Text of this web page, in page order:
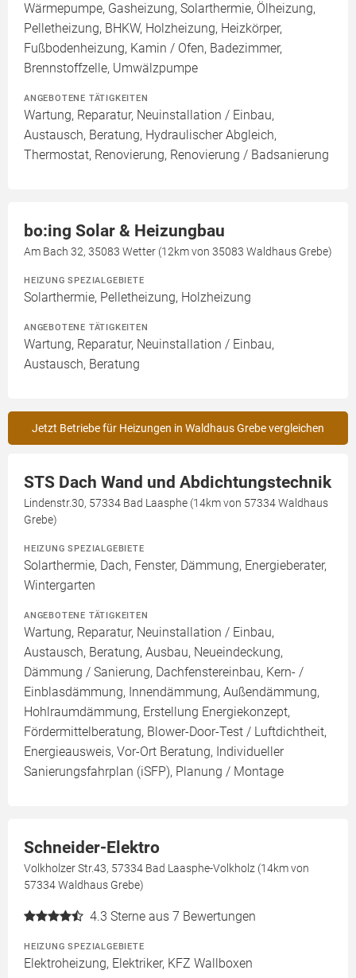
Wärmepumpe, Gasheizung, Solarthermie, Ölheizung,
Pelletheizung, BHKW, Holzheizung, Heizkörper,
Fußbodenheizung, Kamin / Ofen, Badezimmer,
Brennstoffzelle, Umwälzpumpe
ANGEBOTENE TÄTIGKEITEN
Wartung, Reparatur, Neuinstallation / Einbau,
Austausch, Beratung, Hydraulischer Abgleich,
Thermostat, Renovierung, Renovierung / Badsanierung
bo:ing Solar & Heizungbau
Am Bach 32, 35083 Wetter (12km von 35083 Waldhaus Grebe)
HEIZUNG SPEZIALGEBIETE
Solarthermie, Pelletheizung, Holzheizung
ANGEBOTENE TÄTIGKEITEN
Wartung, Reparatur, Neuinstallation / Einbau,
Austausch, Beratung
Jetzt Betriebe für Heizungen in Waldhaus Grebe vergleichen
STS Dach Wand und Abdichtungstechnik
Lindenstr.30, 57334 Bad Laasphe (14km von 57334 Waldhaus
Grebe)
HEIZUNG SPEZIALGEBIETE
Solarthermie, Dach, Fenster, Dämmung, Energieberater,
Wintergarten
ANGEBOTENE TÄTIGKEITEN
Wartung, Reparatur, Neuinstallation / Einbau,
Austausch, Beratung, Ausbau, Neueindeckung,
Dämmung / Sanierung, Dachfenstereinbau, Kern- /
Einblasdämmung, Innendämmung, Außendämmung,
Hohlraumdämmung, Erstellung Energiekonzept,
Fördermittelberatung, Blower-Door-Test / Luftdichtheit,
Energieausweis, Vor-Ort Beratung, Individueller
Sanierungsfahrplan (iSFP), Planung / Montage
Schneider-Elektro
Volkholzer Str.43, 57334 Bad Laasphe-Volkholz (14km von
57334 Waldhaus Grebe)
4.3 Sterne aus 7 Bewertungen
HEIZUNG SPEZIALGEBIETE
Elektroheizung, Elektriker, KFZ Wallboxen